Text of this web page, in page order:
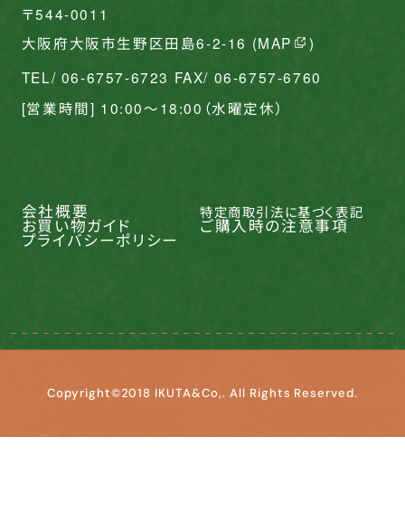
〒544-0011
大阪府大阪市生野区田島6-2-16 (MAP
)
TEL/ 06-6757-6723 FAX/ 06-6757-6760
[営業時間] 10:00〜18:00（水曜定休）
会社概要 特定商取引法に基づく表記
お買い物ガイド ご購入時の注意事項
プライバシーポリシー
Copyright©2018 IKUTA&Co,. All Rights Reserved.